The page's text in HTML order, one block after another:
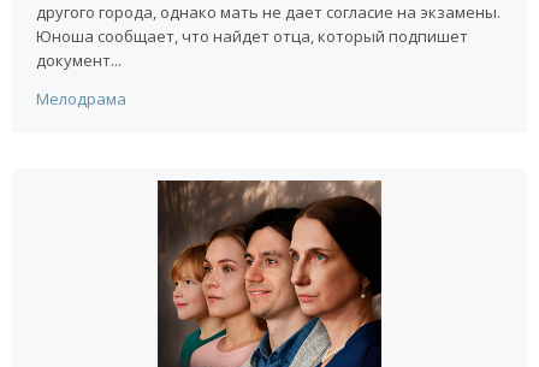
другого города, однако мать не дает согласие на экзамены.
Юноша сообщает, что найдет отца, который подпишет
документ...
Мелодрама